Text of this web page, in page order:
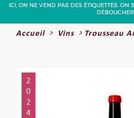
ICI, ON NE VEND PAS DES ÉTIQUETTES. ON
DÉBOUCHER
Accueil Vins Trousseau
2
0
2
4